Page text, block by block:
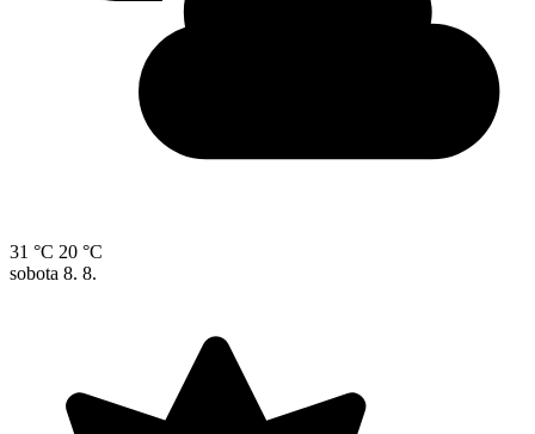
31 °C 20 °C
sobota 8. 8.